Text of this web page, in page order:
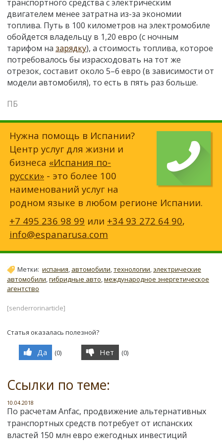
транспортного средства с электрическим
двигателем менее затратна из-за экономии
топлива. Путь в 100 километров на электромобиле
обойдется владельцу в 1,20 евро (с ночным
тарифом на зарядку), а стоимость топлива, которое
потребовалось бы израсходовать на тот же
отрезок, составит около 5–6 евро (в зависимости от
модели автомобиля), то есть в пять раз больше.
ПБ
Нужна помощь в Испании?
Центр услуг для жизни и
бизнеса «Испания по-
русски» - это более 100
наименований услуг на
родном языке в любом регионе Испании.
+7 495 236 98 99 или +34 93 272 64 90,
info@espanarusa.com
Метки: испания, автомобили,технологии, электрические
автомобили,гибридные авто,международное энергетическое
агентство
[senderrorinarticle]
Статья оказалась полезной?
Да (0) Нет (0)
Ссылки по теме:
10.04.2018
По расчетам Anfac, продвижение альтернативных
транспортных средств потребует от испанских
властей 150 млн евро ежегодных инвестиций